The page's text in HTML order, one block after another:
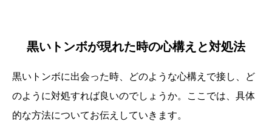
黒いトンボが現れた時の心構えと対処法
黒いトンボに出会った時、どのような心構えで接し、ど
のように対処すれば良いのでしょうか。ここでは、具体
的な方法についてお伝えしていきます。